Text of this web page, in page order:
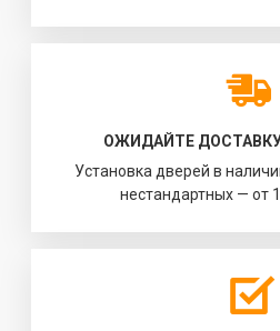
ОЖИДАЙТЕ
Установка дверей в
нестандартных — от